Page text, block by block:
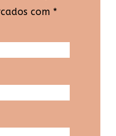
com *